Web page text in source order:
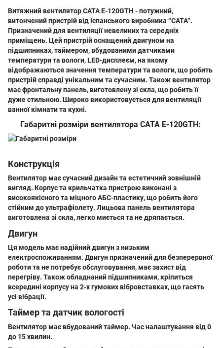
Витяжний вентиляторCATA E-120GTH - потужний,
витончений пристрій від іспанського виробника “CATA”.
Призначений для вентиляції невеликих та середніх
приміщень. Цей пристрій оснащенийдвигуном на
підшипниках,таймером,вбудованими датчиками
температури та вологи,LED-дисплеєм, на якому
відображаються значення температури та вологи, що робить
пристрій справді унікальним та сучасним. Також вентилятор
має фронтальну панель, виготовлену зі скла, що робить її
дуже стильною. Широко використовується для вентиляції
ванної кімнати та кухні.
Габаритні розміри вентилятора CATA E-120GTH:
Конструкція
Вентилятор має сучасний дизайн та естетичний зовнішній
вигляд. Корпус та крильчатка пристрою виконані з
високоякісного та міцного АБС-пластику, що робить його
стійким до ультрафіолету. Лицьова панель вентилятора
виготовлена ​​зі скла, легко миється та не дряпається.
Двигун
Ця модель має надійний двигун з низьким
електроспоживанням. Двигун призначений для безперервної
роботи та не потребує обслуговування, має захист від
перегріву. Також обладнаний підшипниками, кріпиться
всередині корпусу на 2-х гумових вібровставках, що гасять
усі вібрації.
Таймер та датчик вологості
Вентилятор має вбудований таймер. Час налаштування від 0
до 15 хвилин.